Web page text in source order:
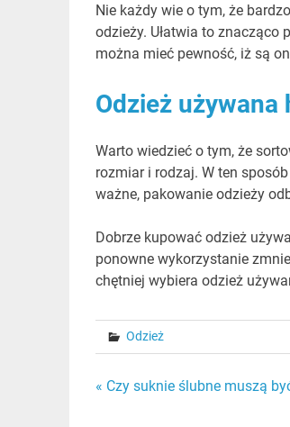
Nie każdy wie o tym, że
odzieży. Ułatwia to znacząco
można mieć pewność, iż są
Odzież używana
Warto wiedzieć o tym, że
rozmiar i rodzaj. W ten
ważne, pakowanie odzieży
Dobrze kupować odzież
ponowne wykorzystanie
chętniej wybiera odzież
Odzież
Nawigacja
« Czy suknie ślubne muszą